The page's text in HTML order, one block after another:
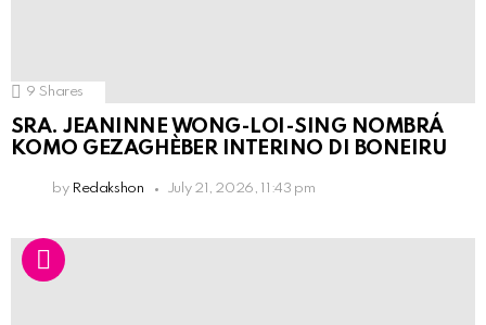
9 Shares
SRA. JEANINNE WONG-LOI-SING NOMBRÁ
KOMO GEZAGHÈBER INTERINO DI BONEIRU
by Redakshon July 21, 2026, 11:43 pm